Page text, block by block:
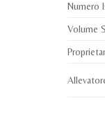
Numero
Volume